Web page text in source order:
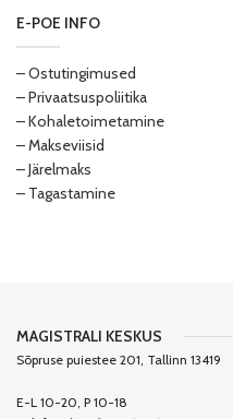
E-POE INFO
– Ostutingimused
– Privaatsuspoliitika
– Kohaletoimetamine
– Makseviisid
– Järelmaks
– Tagastamine
MAGISTRALI KESKUS
Sõpruse puiestee 201, Tallinn 13419
E-L 10-20, P 10-18